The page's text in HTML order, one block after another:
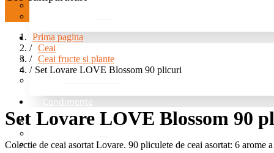
Jeleuri/marmelada
Snack-uri
Fructe deshidratate
Mix de nuci si fructe
Condimente
Grill si Barbeque
Pentru cartofi
Prima pagina
Ceai
Ceai fructe si plante
Set Lovare LOVE Blossom 90 plicuri
Set Lovare LOVE Blossom 90
Colectie de ceai asortat Lovare. 90 pliculete de ceai asortat: 6 arome